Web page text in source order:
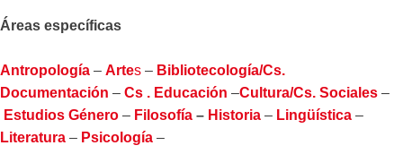
Áreas específicas
Antropología – Artes – Bibliotecología/Cs.
Documentación – Cs . Educación –Cultura/Cs. Sociales –
Estudios Género – Filosofía – Historia – Lingüística –
Literatura – Psicología –